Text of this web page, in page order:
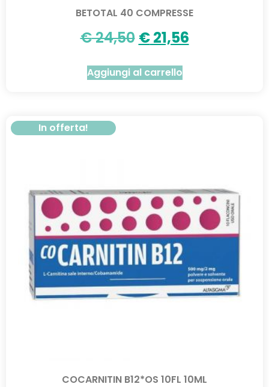
BETOTAL 40 COMPRESSE
€24,50 €21,56
Aggiungi al carrello
In offerta!
COCARNITIN B12*OS 10FL 10ML